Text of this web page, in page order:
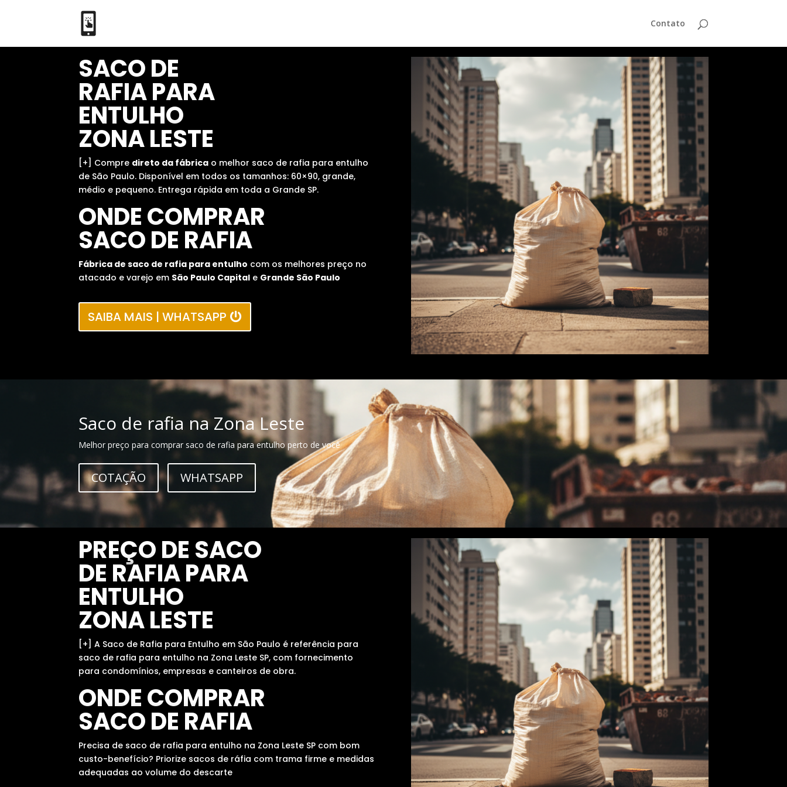
Contato
SACO DE
RAFIA PARA
ENTULHO
ZONA LESTE
[+] Compre direto da fábrica o melhor saco de rafia para entulho
de São Paulo. Disponível em todos os tamanhos: 60×90, grande,
médio e pequeno. Entrega rápida em toda a Grande SP.
ONDE COMPRAR
SACO DE RAFIA
Fábrica de saco de rafia para entulho com os melhores preço no
atacado e varejo em São Paulo Capital e Grande São Paulo
SAIBA MAIS | WHATSAPP
Saco de rafia na Zona Leste
Melhor preço para comprar saco de rafia para entulho perto de você
COTAÇÃO WHATSAPP
PREÇO DE SACO
DE RAFIA PARA
ENTULHO
ZONA LESTE
[+] A Saco de Rafia para Entulho em São Paulo é referência para
saco de rafia para entulho na Zona Leste SP, com fornecimento
para condomínios, empresas e canteiros de obra.
ONDE COMPRAR
SACO DE RAFIA
Precisa de saco de rafia para entulho na Zona Leste SP com bom
custo-benefício? Priorize sacos de ráfia com trama firme e medidas
adequadas ao volume do descarte